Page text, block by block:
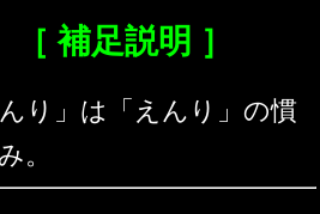
［ 補足説明 ］
んり」は「えんり」の慣
。